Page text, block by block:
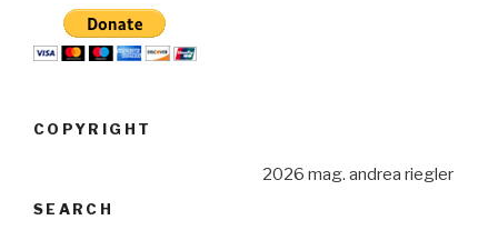
COPYRIGHT
2026 mag. andrea riegler
SEARCH